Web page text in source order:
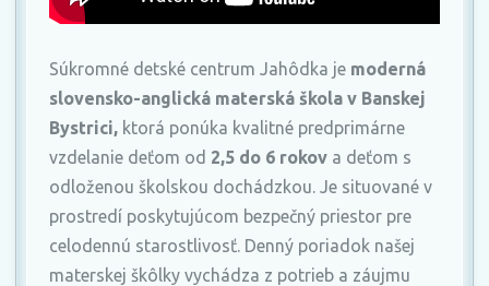
Súkromné detské centrum Jahôdka je moderná
slovensko-anglická materská škola v Banskej
Bystrici, ktorá ponúka kvalitné predprimárne
vzdelanie deťom od 2,5 do 6 rokov a deťom s
odloženou školskou dochádzkou. Je situované v
prostredí poskytujúcom bezpečný priestor pre
celodennú starostlivosť. Denný poriadok našej
materskej škôlky vychádza z potrieb a záujmu